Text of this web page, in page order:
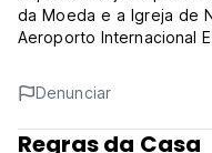
da Moeda e a Igreja de
Aeroporto Internacional
Prisma Hostel - Termos e
Política de
Denunciar
Regras da Casa